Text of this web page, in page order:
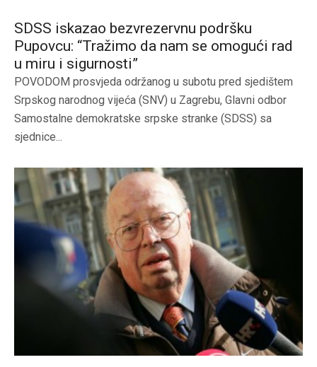
SDSS iskazao bezvrezervnu podršku
Pupovcu: “Tražimo da nam se omogući rad
u miru i sigurnosti”
POVODOM prosvjeda održanog u subotu pred sjedištem
Srpskog narodnog vijeća (SNV) u Zagrebu, Glavni odbor
Samostalne demokratske srpske stranke (SDSS) sa
sjednice...